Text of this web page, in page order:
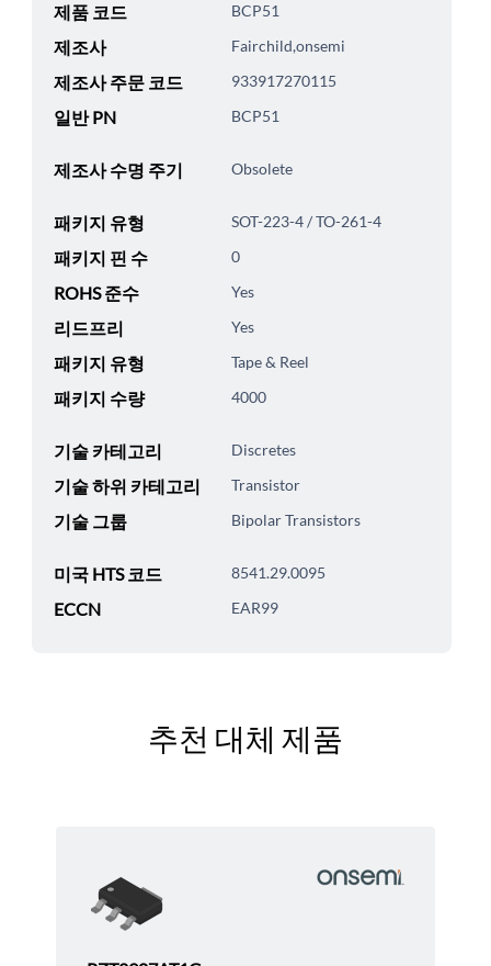
제품 코드 BCP51
제조사 Fairchild,onsemi
제조사 주문 코드 933917270115
일반 PN BCP51
제조사 수명 주기 Obsolete
패키지 유형 SOT-223-4 / TO-261-4
패키지 핀 수 0
ROHS 준수 Yes
리드프리 Yes
패키지 유형 Tape & Reel
패키지 수량 4000
기술 카테고리 Discretes
기술 하위 카테고리 Transistor
기술 그룹 Bipolar Transistors
미국 HTS 코드 8541.29.0095
ECCN EAR99
추천 대체 제품